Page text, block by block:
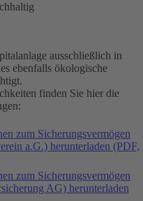
ausschließlich in
ebenfalls ökologische
finden Sie hier die
zum Sicherungsvermögen
a.G.) herunterladen (PDF,
zum Sicherungsvermögen
AG) herunterladen